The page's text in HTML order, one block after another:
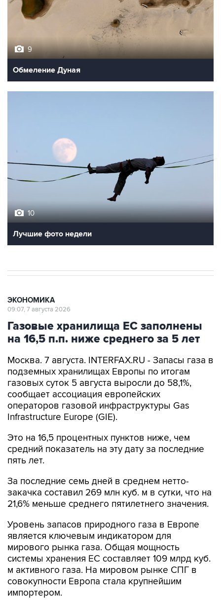
9
Обмеление Дуная
10
Лучшие фото недели
ЭКОНОМИКА
09:07, 7 августа 2026
Газовые хранилища ЕС заполнены
на 16,5 п.п. ниже среднего за 5 лет
Москва. 7 августа. INTERFAX.RU - Запасы газа в
подземных хранилищах Европы по итогам
газовых суток 5 августа выросли до 58,1%,
сообщает ассоциация европейских
операторов газовой инфраструктуры Gas
Infrastructure Europe (GIE).
Это на 16,5 процентных пунктов ниже, чем
средний показатель на эту дату за последние
пять лет.
За последние семь дней в среднем нетто-
закачка составил 269 млн куб. м в сутки, что на
21,6% меньше среднего пятилетнего значения.
Уровень запасов природного газа в Европе
является ключевым индикатором для
мирового рынка газа. Общая мощность
системы хранения ЕС составляет 109 млрд куб.
м активного газа. На мировом рынке СПГ в
совокупности Европа стала крупнейшим
импортером.